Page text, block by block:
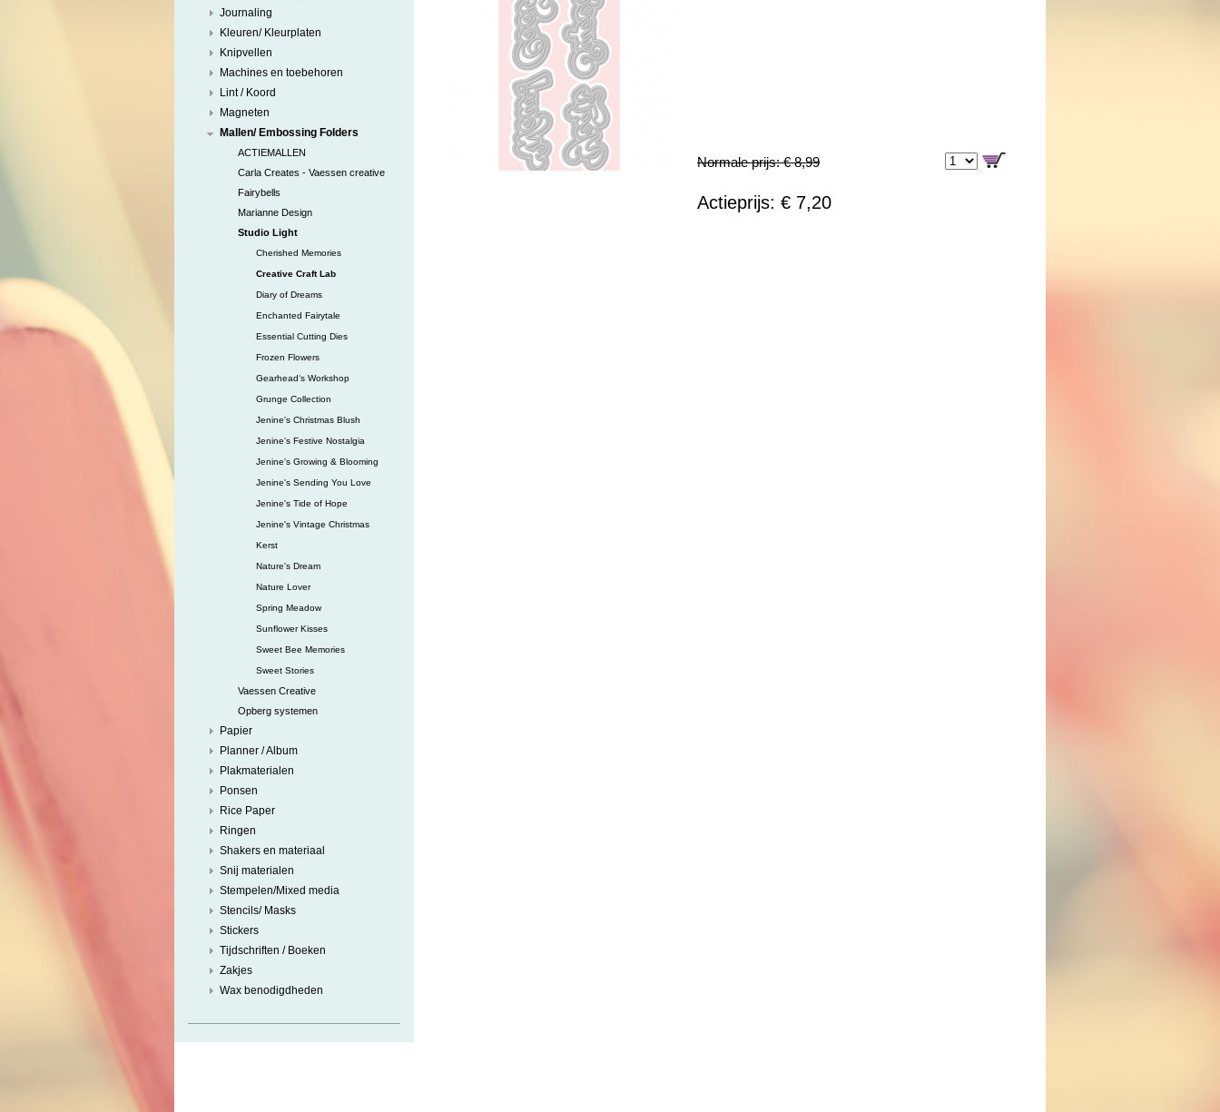
Journaling
Kleuren/ Kleurplaten
Knipvellen
Machines en toebehoren
Lint / Koord
Magneten
Mallen/ Embossing Folders
ACTIEMALLEN
Carla Creates - Vaessen creative
Fairybells
Marianne Design
Studio Light
Cherished Memories
Creative Craft Lab
Diary of Dreams
Enchanted Fairytale
Essential Cutting Dies
Frozen Flowers
Gearhead‘s Workshop
Grunge Collection
Jenine's Christmas Blush
Jenine's Festive Nostalgia
Jenine's Growing & Blooming
Jenine's Sending You Love
Jenine's Tide of Hope
Jenine's Vintage Christmas
Kerst
Nature's Dream
Nature Lover
Spring Meadow
Sunflower Kisses
Sweet Bee Memories
Sweet Stories
Vaessen Creative
Opberg systemen
Papier
Planner / Album
Plakmaterialen
Ponsen
Rice Paper
Ringen
Shakers en materiaal
Snij materialen
Stempelen/Mixed media
Stencils/ Masks
Stickers
Tijdschriften / Boeken
Zakjes
Wax benodigdheden
Normale prijs: € 8,99
Actieprijs: € 7,20